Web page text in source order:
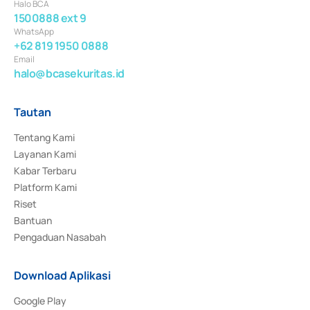
Halo BCA
1500888 ext 9
WhatsApp
+62 819 1950 0888
Email
halo@bcasekuritas.id
Tautan
Tentang Kami
Layanan Kami
Kabar Terbaru
Platform Kami
Riset
Bantuan
Pengaduan Nasabah
Download Aplikasi
Google Play